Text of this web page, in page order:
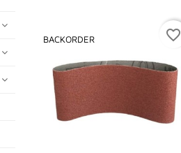
BACKORDER favorite_border